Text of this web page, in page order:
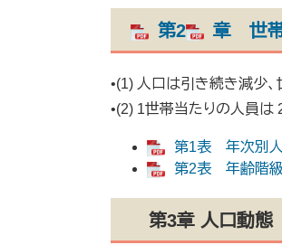
第2 章 世帯
•(1) 人口は引き続き減少
•(2) 1世帯当たりの人員は
第1表 年次別人
第2表 年齢階級
第3章 人口動態